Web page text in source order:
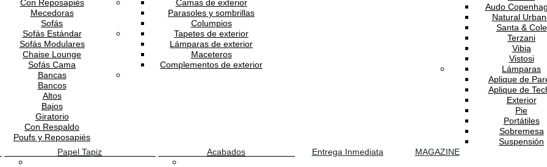
Con Reposapiés
Mecedoras
Sofás
Sofás Estándar
Sofás Modulares
Chaise Lounge
Sofás Cama
Bancas
Bancos
Altos
Bajos
Giratorio
Con Respaldo
Poufs y Reposapiés
Camas de exterior
Parasoles y sombrillas
Columpios
Tapetes de exterior
Lámparas de exterior
Maceteros
Complementos de exterior
Audo
Natural
Santa & Cole
Terzani
Vibia
Vistosi
Lámparas
Aplique de
Aplique de
Exterior
Pie
Portátiles
Sobremesa
Suspensión
Papel Tapiz Acabados Entrega Inmediata MAGAZINE